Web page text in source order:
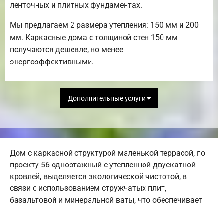
ленточных и плитных фундаментах.
Мы предлагаем 2 размера утепления: 150 мм и 200
мм. Каркасные дома с толщиной стен 150 мм
получаются дешевле, но менее
энергоэффективными.
Дополнительные услуги
Дом с каркасной структурой маленькой террасой, по
проекту 56 одноэтажный с утепленной двускатной
кровлей, выделяется экологической чистотой, в
связи с использованием стружчатых плит,
базальтовой и минеральной ваты, что обеспечивает